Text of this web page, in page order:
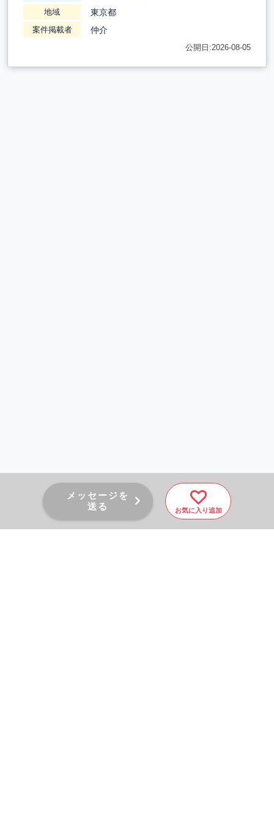
メッセージを
送る
お気に入り追加
地域 東京都
案件掲載者 仲介
公開日:2026-08-05